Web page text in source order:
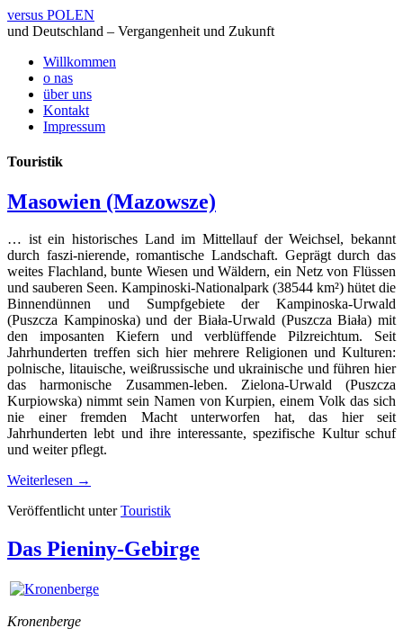
versus POLEN
und Deutschland – Vergangenheit und Zukunft
Willkommen
o nas
über uns
Kontakt
Impressum
Touristik
Masowien (Mazowsze)
… ist ein historisches Land im Mittellauf der Weichsel, bekannt
durch faszi-nierende, romantische Landschaft. Geprägt durch das
weites Flachland, bunte Wiesen und Wäldern, ein Netz von Flüssen
und sauberen Seen. Kampinoski-Nationalpark (38544 km²) hütet die
Binnendünnen und Sumpfgebiete der Kampinoska-Urwald
(Puszcza Kampinoska) und der Biała-Urwald (Puszcza Biała) mit
den imposanten Kiefern und verblüffende Pilzreichtum. Seit
Jahrhunderten treffen sich hier mehrere Religionen und Kulturen:
polnische, litauische, weißrussische und ukrainische und führen hier
das harmonische Zusammen-leben. Zielona-Urwald (Puszcza
Kurpiowska) nimmt sein Namen von Kurpien, einem Volk das sich
nie einer fremden Macht unterworfen hat, das hier seit
Jahrhunderten lebt und ihre interessante, spezifische Kultur schuf
und weiter pflegt.
Weiterlesen →
Veröffentlicht unter Touristik
Das Pieniny-Gebirge
Kronenberge